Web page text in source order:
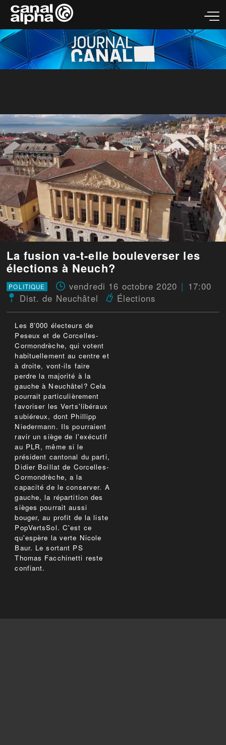
La fusion va-t-elle bouleverser les
élections à Neuch?
POLITIQUE vendredi 16 octobre 2020
17:00
Dist. de Neuchâtel
Élections
Les 8'000 électeurs de
Peseux et de Corcelles-
Cormondrèche, qui votent
habituellement au centre et
à droite, vont-ils faire
perdre la majorité à la
gauche à Neuchâtel? Cela
pourrait particulièrement
favoriser les Verts'libéraux
subiéreux, dont Phillipp
Niedermann. Ils pourraient
ravir un siège de l'exécutif
au PLR, même si le
président cantonal du parti,
Didier Boillat de Corcelles-
Cormondrèche, a la
capacité de le conserver. A
gauche, la répartition des
sièges pourrait aussi
bouger, au profit de la liste
PopVertsSol. C'est ce
qu'espère la verte Nicole
Baur. Le sortant PS
Thomas Facchinetti reste
confiant.